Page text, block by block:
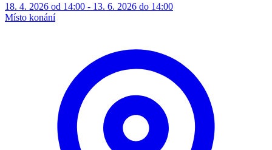
18. 4. 2026 od 14:00 - 13. 6. 2026 do 14:00
Místo konání